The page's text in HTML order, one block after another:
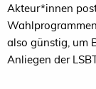
Akteur*innen
also günstig, um
Anliegen der